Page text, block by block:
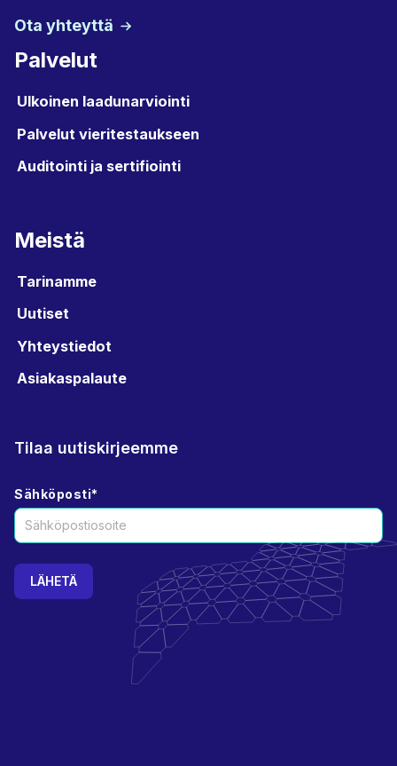
Ota yhteyttä
Palvelut
Ulkoinen laadunarviointi
Palvelut vieritestaukseen
Auditointi ja sertifiointi
Meistä
Tarinamme
Uutiset
Yhteystiedot
Asiakaspalaute
Tilaa uutiskirjeemme
Sähköposti*